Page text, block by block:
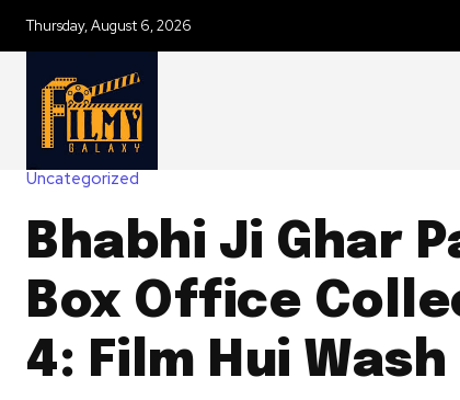
Thursday, August 6, 2026
Uncategorized
Bhabhi Ji Ghar
Box Office
4: Film Hui